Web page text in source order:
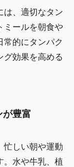
は、適切なタン
ミールを朝食や
常的にタンパク
グ効果を高める
が豊富
忙しい朝や運動
。水や牛乳、植